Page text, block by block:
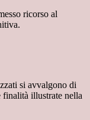
ricorso al
si avvalgono di
finalità illustrate nella